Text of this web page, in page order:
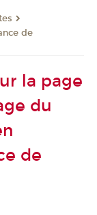
de
la page
du
de